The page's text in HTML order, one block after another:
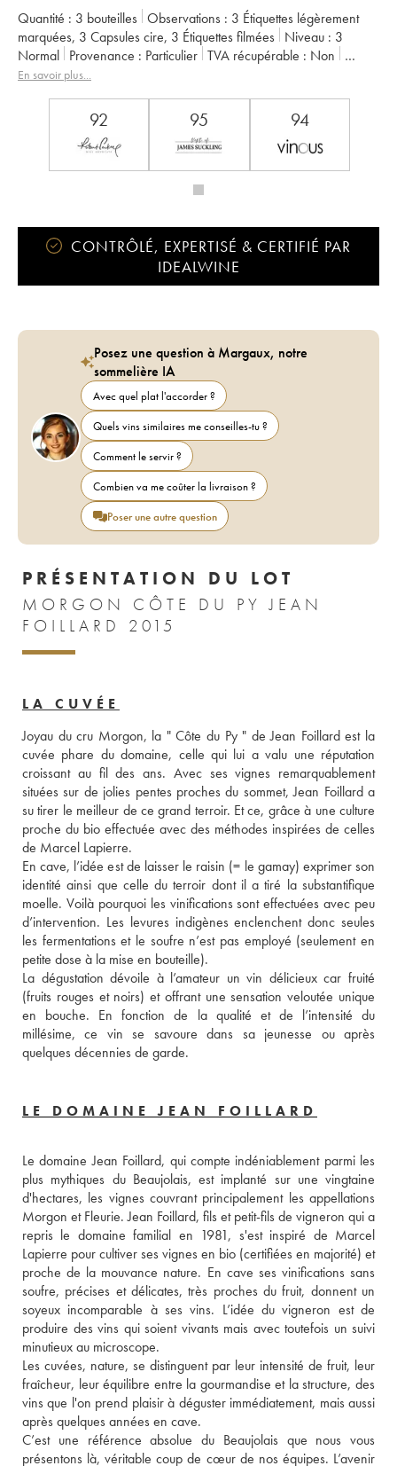
Quantité : 3 bouteilles Observations : 3 Étiquettes légèrement
marquées, 3 Capsules cire, 3 Étiquettes filmées Niveau : 3
Normal
Provenance : particulier TVA récupérable :
non
Région :
Beaujolais
En savoir plus...
92 95 94
CONTRÔLÉ, EXPERTISÉ & CERTIFIÉ PAR
IDEALWINE
Posez une question à Margaux, notre
sommelière IA
Avec quel plat l'accorder ?
Quels vins similaires me conseilles-tu ?
Comment le servir ?
Combien va me coûter la livraison ?
Poser une autre question
PRÉSENTATION DU LOT
MORGON CÔTE DU PY JEAN
FOILLARD 2015
LA CUVÉE
Joyau du cru Morgon, la " Côte du Py " de Jean Foillard est la
cuvée phare du domaine, celle qui lui a valu une réputation
croissant au fil des ans. Avec ses vignes remarquablement
situées sur de jolies pentes proches du sommet, Jean Foillard a
su tirer le meilleur de ce grand terroir. Et ce, grâce à une culture
proche du bio effectuée avec des méthodes inspirées de celles
de Marcel Lapierre.
En cave, l’idée est de laisser le raisin (= le gamay) exprimer son
identité ainsi que celle du terroir dont il a tiré la substantifique
moelle. Voilà pourquoi les vinifications sont effectuées avec peu
d’intervention. Les levures indigènes enclenchent donc seules
les fermentations et le soufre n’est pas employé (seulement en
petite dose à la mise en bouteille).
La dégustation dévoile à l’amateur un vin délicieux car fruité
(fruits rouges et noirs) et offrant une sensation veloutée unique
en bouche. En fonction de la qualité et de l’intensité du
millésime, ce vin se savoure dans sa jeunesse ou après
quelques décennies de garde.
LE DOMAINE JEAN FOILLARD
Le domaine Jean Foillard, qui compte indéniablement parmi les
plus mythiques du Beaujolais, est implanté sur une vingtaine
d'hectares, les vignes couvrant principalement les appellations
Morgon et Fleurie. Jean Foillard, fils et petit-fils de vigneron qui a
repris le domaine familial en 1981, s'est inspiré de Marcel
Lapierre pour cultiver ses vignes en bio (certifiées en majorité) et
proche de la mouvance nature. En cave ses vinifications sans
soufre, précises et délicates, très proches du fruit, donnent un
soyeux incomparable à ses vins. L’idée du vigneron est de
produire des vins qui soient vivants mais avec toutefois un suivi
minutieux au microscope.
Les cuvées, nature, se distinguent par leur intensité de fruit, leur
fraîcheur, leur équilibre entre la gourmandise et la structure, des
vins que l'on prend plaisir à déguster immédiatement, mais aussi
après quelques années en cave.
C’est une référence absolue du Beaujolais que nous vous
présentons là, véritable coup de cœur de nos équipes. L’avenir